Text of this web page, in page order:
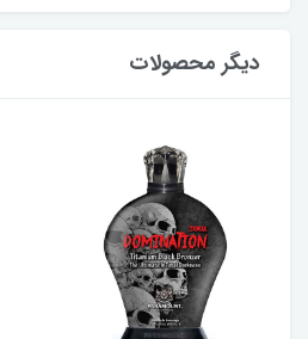
دیگر محصولات